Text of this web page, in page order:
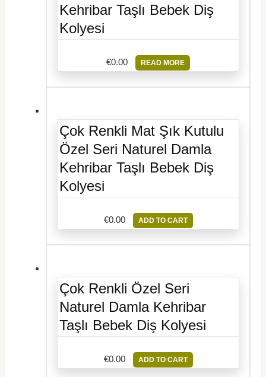
Kehribar Taşlı Bebek Diş
Kolyesi
€0.00 READ MORE
Çok Renkli Mat Şık Kutulu
Özel Seri Naturel Damla
Kehribar Taşlı Bebek Diş
Kolyesi
€0.00 ADD TO CART
Çok Renkli Özel Seri
Naturel Damla Kehribar
Taşlı Bebek Diş Kolyesi
€0.00 ADD TO CART